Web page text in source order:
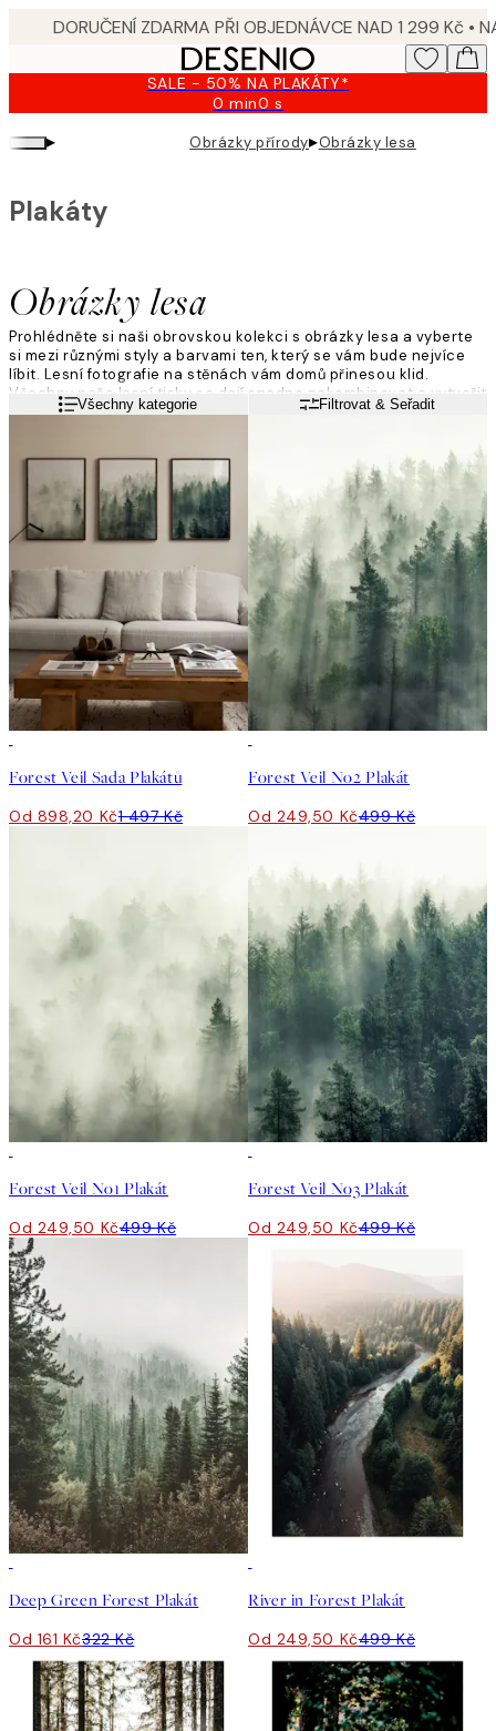
SALE - 50% NA PLAKÁTY*
0 min0 s
Platné
do:
2026-
▸ Obrázky přírody▸Obrázky lesa
Obrázky lesa
Plakáty
Prohlédněte si naši obrovskou kolekci s obrázky lesa a vyberte
si mezi různými styly a barvami ten, který se vám bude nejvíce
líbit. Lesní fotografie na stěnách vám domů přinesou klid.
Všechny naše lesní tisky se dají snadno nakombinovat a vytvořit
z nich obrazovou stěnu v zemitých tónech.
Přečtěte si víceVšechny kategorie Filtrovat & Seřadit
Forest Veil Sada Plakátů
Od 898,20 Kč1 497 Kč
Forest Veil No2 Plakát
Od 249,50 Kč499 Kč
Forest Veil No1 Plakát
Od 249,50 Kč499 Kč
Forest Veil No3 Plakát
Od 249,50 Kč499 Kč
Deep Green Forest Plakát
Od 161 Kč322 Kč
River in Forest Plakát
Od 249,50 Kč499 Kč